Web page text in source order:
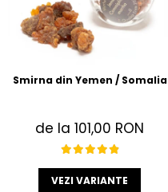
Smirna din Yemen / Somalia
de la 101,00 RON
VEZI VARIANTE